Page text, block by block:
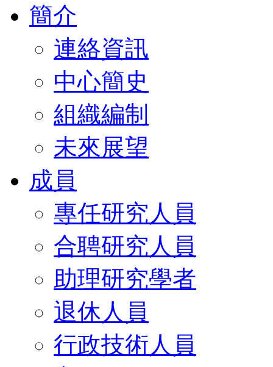
簡介
連絡資訊
中心簡史
組織編制
未來展望
成員
專任研究人員
合聘研究人員
助理研究學者
退休人員
行政技術人員